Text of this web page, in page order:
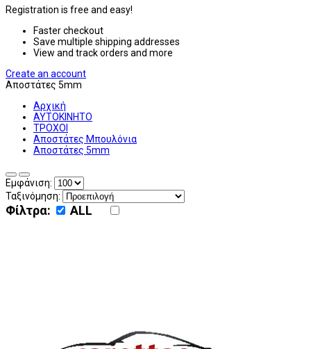
Registration is free and easy!
Faster checkout
Save multiple shipping addresses
View and track orders and more
Create an account
Αποστάτες 5mm
Αρχική
ΑΥΤΟΚΙΝΗΤΟ
ΤΡΟΧΟΙ
Αποστάτες Μπουλόνια
Αποστάτες 5mm
Εμφάνιση:
Ταξινόμηση:
Φίλτρα: ALL